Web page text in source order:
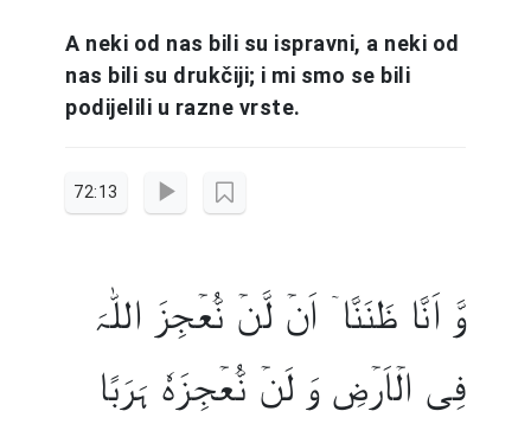
A neki od nas bili su ispravni, a neki od
nas bili su drukčiji; i mi smo se bili
podijelili u razne vrste.
72:13
وَّ اَنَّا ظَنَنَّاۤ اَنۡ لَّنۡ نُّعۡجِزَ اللّٰہَ
فِی الۡاَرۡضِ وَ لَنۡ نُّعۡجِزَہٗ ہَرَبًا